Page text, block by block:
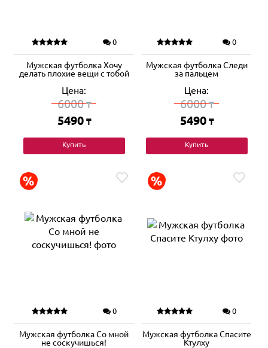
0
Мужская футболка Хочу
делать плохие вещи с тобой
Цена:
6000₸
5490 ₸
Купить
0
Мужская футболка Следи
за пальцем
Цена:
6000₸
5490 ₸
Купить
0
Мужская футболка Со мной
не соскучишься!
0
Мужская футболка Спасите
Ктулху